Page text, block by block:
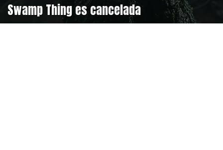
Swamp Thing es cancelada